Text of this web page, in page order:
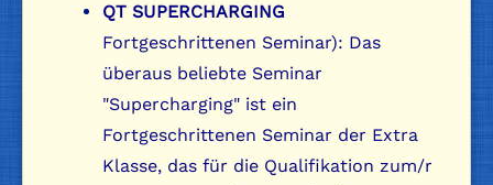
QT SUPERCHARGING
Fortgeschrittenen Seminar): Das
überaus beliebte Seminar
"Supercharging" ist ein
Fortgeschrittenen Seminar der Extra
Klasse, das für die Qualifikation zum/r